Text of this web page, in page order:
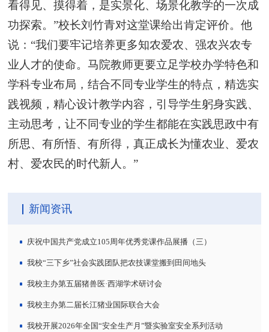
看得见、摸得着，是实景化、场景化教学的一次成
功探索。”校长刘竹青对这堂课给出肯定评价。他
说：“我们要牢记培养更多知农爱农、强农兴农专
业人才的使命。马院教师更要立足学校办学特色和
学科专业布局，结合不同专业学生的特点，精选实
践视频，精心设计教学内容，引导学生躬身实践、
主动思考，让不同专业的学生都能在实践思政中有
所思、有所悟、有所得，真正成长为懂农业、爱农
村、爱农民的时代新人。”
新闻资讯
庆祝中国共产党成立105周年优秀党课作品展播（三）
我校“三下乡”社会实践团队把农技课堂搬到田间地头
我校主办第五届猪兽医·西湖学术研讨会
我校主办第二届长江猪业国际联合大会
我校开展2026年全国“安全生产月”暨实验室安全系列活动